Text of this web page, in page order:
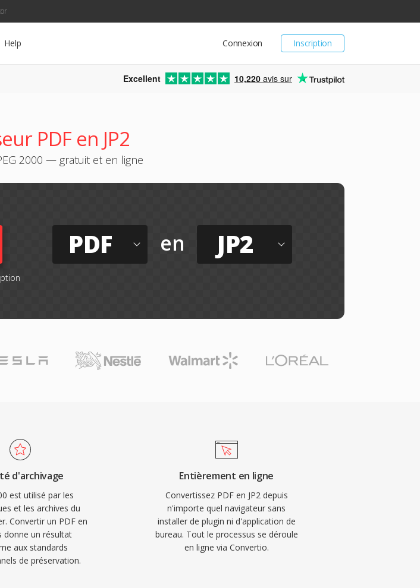
Inscription
Connexion
Help
Excellent 10,220 avis sur
PDF en JP2
2000 — gratuit et en ligne
PDF en JP2
d'archivage
est utilisé par les
et les archives du
Convertir un PDF en
donne un résultat
aux standards
de préservation.
Entièrement en ligne
Convertissez PDF en JP2 depuis
n'importe quel navigateur sans
installer de plugin ni d'application de
bureau. Tout le processus se déroule
en ligne via Convertio.